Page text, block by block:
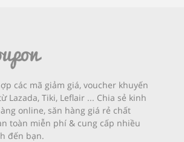
các mã giảm giá, voucher khuyến
Lazada, Tiki, Leflair ... Chia sẻ kinh
online, săn hàng giá rẻ chất
toàn miễn phí & cung cấp nhiều
đến bạn.